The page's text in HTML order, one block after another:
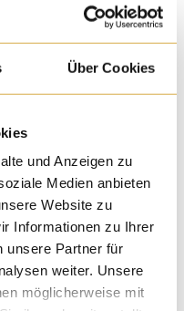
Über Cookies
und Anzeigen zu
Medien anbieten
Website zu
Informationen zu Ihrer
unsere Partner für
weiter. Unsere
möglicherweise mit